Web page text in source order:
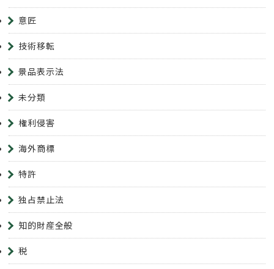
意匠
技術移転
景品表示法
未分類
権利侵害
海外商標
特許
独占禁止法
知的財産全般
税